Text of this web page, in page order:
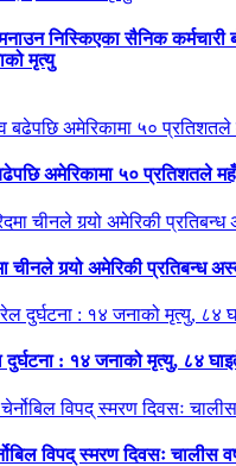
निस्किएका सैनिक
मृत्यु
अमेरिकामा ५० प्रतिशतले
चीनले गर्‍यो अमेरिकी प्रतिबन्ध
दुर्घटना : १४ जनाको मृत्यु, ८४
विपद् स्मरण दिवसः चालीस